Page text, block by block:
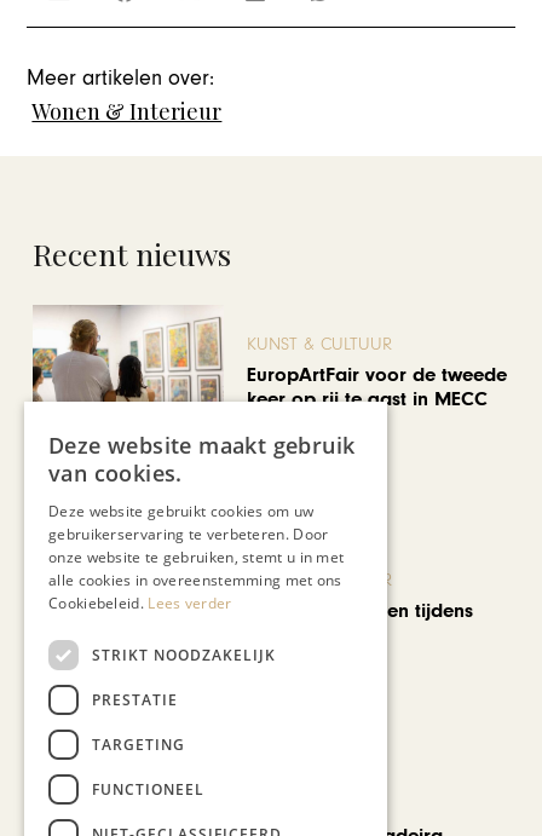
Meer artikelen over:
Wonen & Interieur
Recent nieuws
KUNST & CULTUUR
EuropArtFair voor de tweede
keer op rij te gast in MECC
KUNST & CULTUUR
Wereldse beelden tijdens
Deze website maakt gebruik
van cookies.
Deze website gebruikt cookies om uw
gebruikerservaring te verbeteren. Door
onze website te gebruiken, stemt u in met
alle cookies in overeenstemming met ons
Cookiebeleid. Lees verder
STRIKT NOODZAKELIJK
PRESTATIE
TARGETING
FUNCTIONEEL